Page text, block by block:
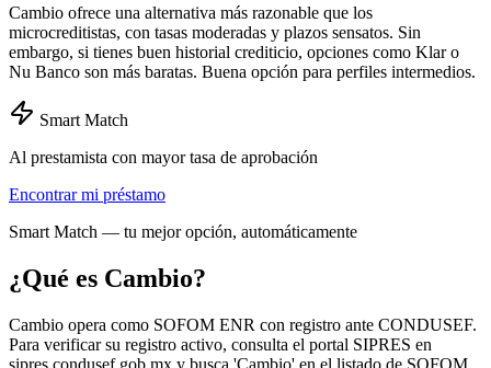
Cambio ofrece una alternativa más razonable que los
microcreditistas, con tasas moderadas y plazos sensatos. Sin
embargo, si tienes buen historial crediticio, opciones como Klar o
Nu Banco son más baratas. Buena opción para perfiles intermedios.
Smart Match
Al prestamista con mayor tasa de aprobación
Encontrar mi préstamo
Smart Match — tu mejor opción, automáticamente
¿Qué es Cambio?
Cambio opera como SOFOM ENR con registro ante CONDUSEF.
Para verificar su registro activo, consulta el portal SIPRES en
sipres.condusef.gob.mx y busca 'Cambio' en el listado de SOFOM